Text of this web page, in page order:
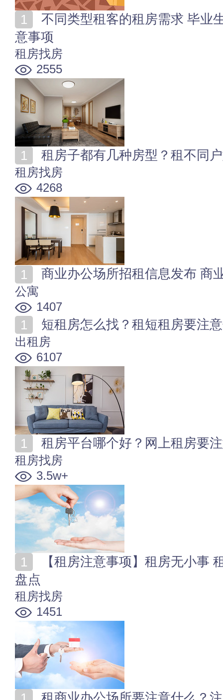
意事项
租房找房
2555
租房子都有几种房型？租不同
租房找房
4268
商业办公场所招租信息发布 商
公寓
1407
短租房怎么找？租短租房要注
出租房
6107
租房平台哪个好？网上租房要
租房找房
3.5w+
盘点
租房找房
1451